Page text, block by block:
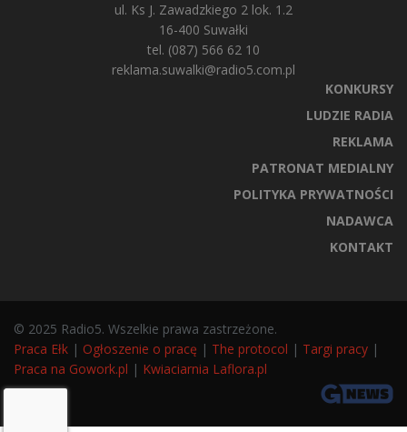
ul. Ks J. Zawadzkiego 2 lok. 1.2
16-400 Suwałki
tel. (087) 566 62 10
reklama.suwalki@radio5.com.pl
KONKURSY
LUDZIE RADIA
REKLAMA
PATRONAT MEDIALNY
POLITYKA PRYWATNOŚCI
NADAWCA
KONTAKT
© 2025 Radio5. Wszelkie prawa zastrzeżone.
Praca Ełk | Ogłoszenie o pracę | The protocol | Targi pracy |
Praca na Gowork.pl | Kwiaciarnia Laflora.pl